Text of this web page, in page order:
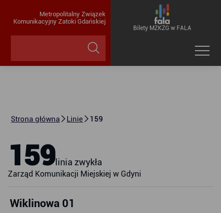
Metropolitalny Związek
Komunikacyjny Zatoki Gdańskiej
Bilety MZKZG w FALA
Strona główna Linie 159
159 linia zwykła
Zarząd Komunikacji Miejskiej w Gdyni
Wiklinowa 01